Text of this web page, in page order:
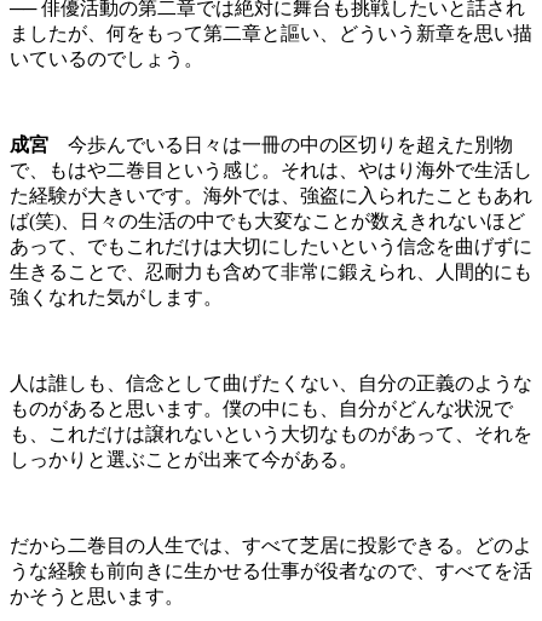
── 俳優活動の第二章では絶対に舞台も挑戦したいと話され
ましたが、何をもって第二章と謳い、どういう新章を思い描
いているのでしょう。
成宮 今歩んでいる日々は一冊の中の区切りを超えた別物
で、もはや二巻目という感じ。それは、やはり海外で生活し
た経験が大きいです。海外では、強盗に入られたこともあれ
ば(笑)、日々の生活の中でも大変なことが数えきれないほど
あって、でもこれだけは大切にしたいという信念を曲げずに
生きることで、忍耐力も含めて非常に鍛えられ、人間的にも
強くなれた気がします。
人は誰しも、信念として曲げたくない、自分の正義のような
ものがあると思います。僕の中にも、自分がどんな状況で
も、これだけは譲れないという大切なものがあって、それを
しっかりと選ぶことが出来て今がある。
だから二巻目の人生では、すべて芝居に投影できる。どのよ
うな経験も前向きに生かせる仕事が役者なので、すべてを活
かそうと思います。